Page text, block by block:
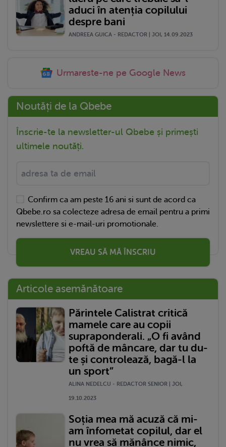
aduci în atenția copilului
despre bani
ANDREEA GUICA - REDACTOR | JOI, 14.09.2023
Urmareste-ne pe Google News
Noutăți de la Qbebe
Înscrie-te la newsletter-ul Qbebe și primești
ultimele noutăți.
Confirm ca am peste 16 ani si sunt de acord ca
Qbebe.ro sa colecteze adresa de email pentru a primi
newslettere si e-mail-uri promotionale.
VREAU SĂ MĂ ÎNSCRIU
Articole asemănătoare
Părintele Calistrat critică
mamele care au copii
supraponderali. „O fi având
poftă de mâncare, dar tu du-
te și controlează, bagă-l la
un sport”
ALINA NEDELCU - REDACTOR SENIOR | JOI,
19.10.2023
Soția mea mă acuză că mi-
am înfometat copilul, dar el
nu vrea să mănânce nimic,